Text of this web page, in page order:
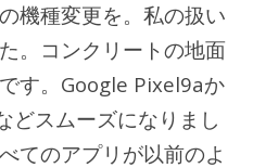
機種変更を。私の扱い
。コンクリートの地面
す。Google Pixel9aか
どスムーズになりまし
てのアプリが以前のよ